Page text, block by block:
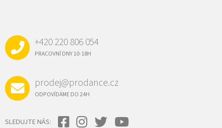
+420 220 806 054
PRACOVNÍ DNY 10-18H
prodej@prodance.cz
ODPOVÍDÁME DO 24H
SLEDUJTE NÁS: